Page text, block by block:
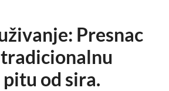
Presnac
od sira.